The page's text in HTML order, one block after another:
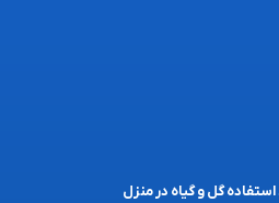
استفاده گل و گیاه در منزل